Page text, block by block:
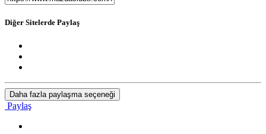
Diğer Sitelerde Paylaş
Daha fazla paylaşma seçeneği
Paylaş